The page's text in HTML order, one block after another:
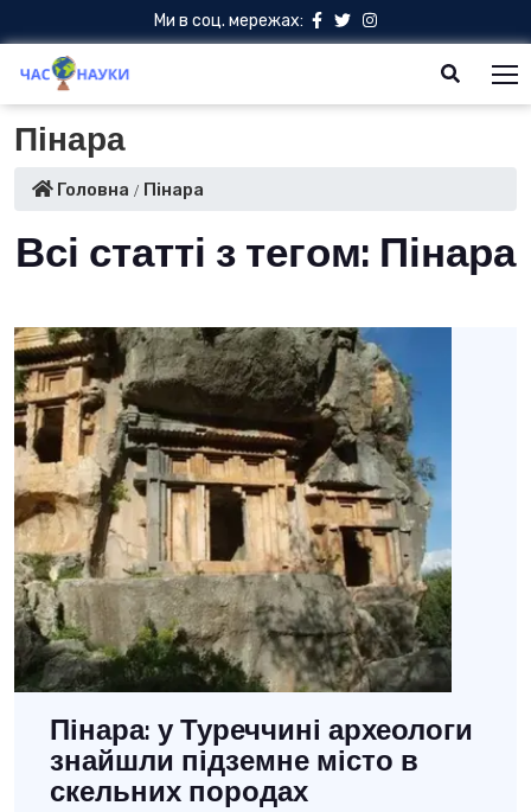
Ми в соц. мережах:
Пінара
Головна Пінара
Всі статті з тегом: Пінара
Пінара: у Туреччині археологи
знайшли підземне місто в
скельних породах